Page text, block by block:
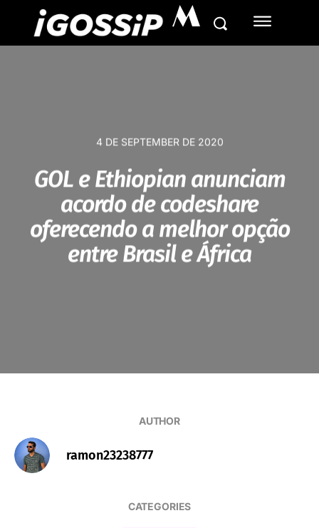
M
4 DE SEPTEMBER DE 2020
GOL e Ethiopian anunciam
acordo de codeshare
oferecendo a melhor opção
entre Brasil e África
AUTHOR
ramon23238777
CATEGORIES